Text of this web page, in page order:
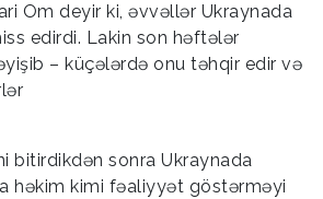
Om deyir ki, əvvəllər Ukraynada
edirdi. Lakin son həftələr
– küçələrdə onu təhqir edir və
bitirdikdən sonra Ukraynada
həkim kimi fəaliyyət göstərməyi